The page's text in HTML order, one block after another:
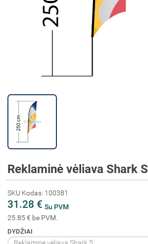
Reklaminė vėliava Shark S
SKU Kodas: 100381
31.28 € Su PVM
25.85 € be PVM.
DYDŽIAI